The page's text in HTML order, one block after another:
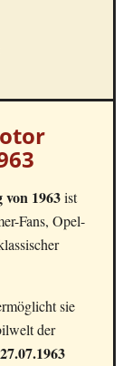
1963ist
Fans, Opel-
sie
der
27.07.1963